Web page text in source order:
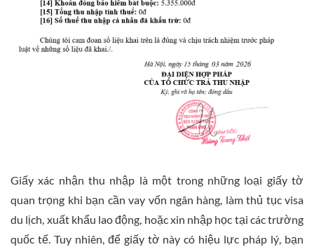
Giấy xác nhận thu nhập là một trong những loại giấy tờ
quan trọng khi bạn cần vay vốn ngân hàng, làm thủ tục visa
du lịch, xuất khẩu lao động, hoặc xin nhập học tại các trường
quốc tế. Tuy nhiên, để giấy tờ này có hiệu lực pháp lý, bạn